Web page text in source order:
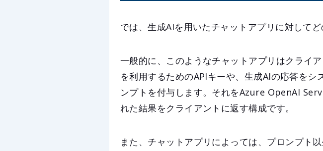
では、生成AIを用いたチャットアプリに対して
一般的に、このようなチャットアプリはクライ
を利用するためのAPIキーや、生成AIの応答を
ンプトを付与します。それをAzure OpenAI
れた結果をクライアントに返す構成です。
また、チャットアプリによっては、プロンプト